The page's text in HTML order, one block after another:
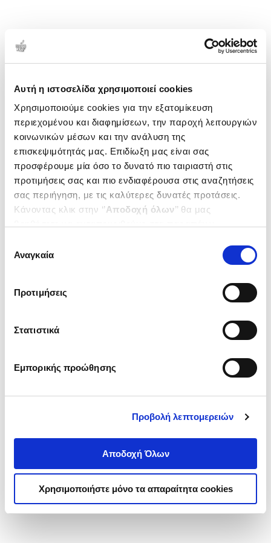
Αυτή η ιστοσελίδα χρησιμοποιεί cookies
Χρησιμοποιούμε cookies για την εξατομίκευση
περιεχομένου και διαφημίσεων, την παροχή λειτουργιών
κοινωνικών μέσων και την ανάλυση της
επισκεψιμότητάς μας. Επιδίωξη μας είναι σας
προσφέρουμε μία όσο το δυνατό πιο ταιριαστή στις
προτιμήσεις σας και πιο ενδιαφέρουσα στις αναζητήσεις
σας περιήγηση, με τις καλύτερες δυνατές προτάσεις.
Κάνοντας κλικ στην ‘’Αποδοχή όλων’’ θα μας
ενδιαφέρουν και να επιλέξετε από τα παρακάτω με την
΄΄και να ενημερωθείτε σχετικά με
συγκατάθεσης
Αναγκαία
Προτιμήσεις
Στατιστικά
Εμπορικής προώθησης
Προβολή λεπτομερειών
Αποδοχή Όλων
Χρησιμοποιήστε μόνο τα απαραίτητα cookies